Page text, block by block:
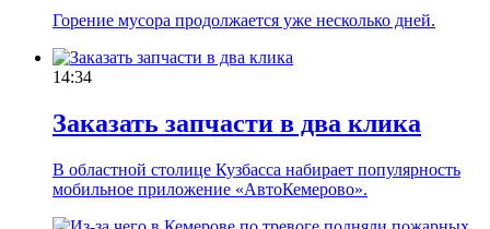
Горение мусора продолжается уже несколько дней.
14:34
Заказать запчасти в два клика
В областной столице Кузбасса набирает популярность
мобильное приложение «АвтоКемерово».